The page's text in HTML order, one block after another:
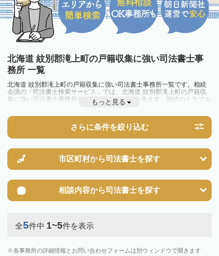
北海道 紋別郡滝上町の戸籍収集に強い司法書士事
務所 一覧
北海道 紋別郡滝上町の戸籍収集に強い司法書士事務所一覧です。相続
会議の「司法書士検索サービス」では、北海道 紋別郡滝上町の戸籍収
集に強い司法書士事務所を一覧で見ることが出来ます。相続のトラブル
やお悩みを抱えている方は一度近隣の司法書士に相談してみましょう。
もっと見る
さらに条件を絞り込む
市区町村から司法書士を探す
相談内容から司法書士を探す
全5件中 1~5件を表示
各事務所の詳細情報とお問い合わせフォームは別ウィンドウで開きます